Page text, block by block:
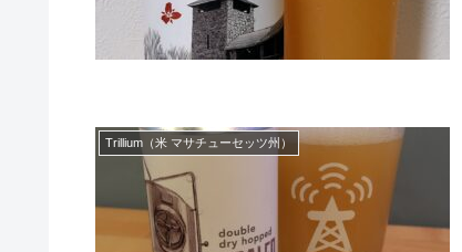
Trillium（米 マサチューセッツ州）